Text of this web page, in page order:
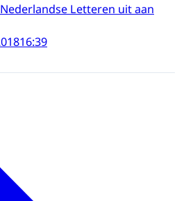
Letteren uit aan
16:39